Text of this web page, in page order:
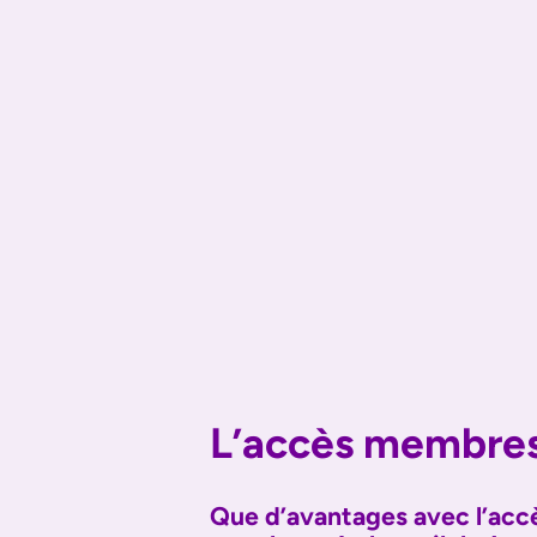
L’accès
Que d’avantages avec